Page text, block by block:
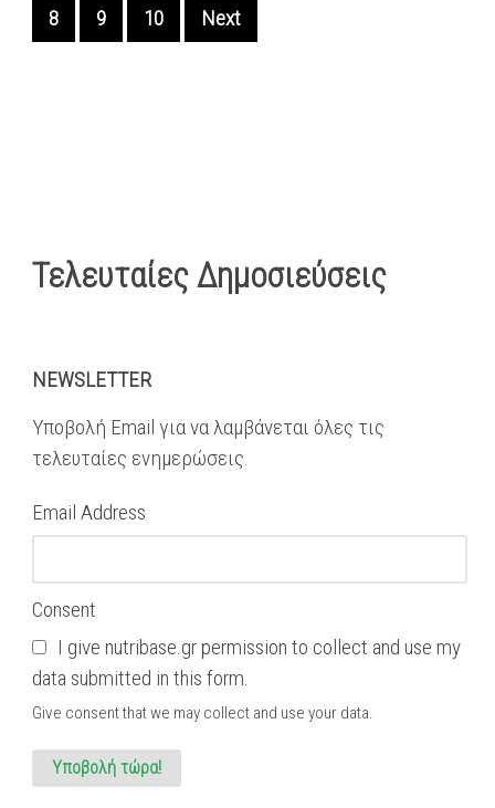
8 9 10 Next
Τελευταίες Δημοσιεύσεις
NEWSLETTER
Υποβολή Email για να λαμβάνεται όλες τις
τελευταίες ενημερώσεις.
Email Address
Consent
I give nutribase.gr permission to collect and use my
data submitted in this form.
Give consent that we may collect and use your data.
Υποβολή τώρα!